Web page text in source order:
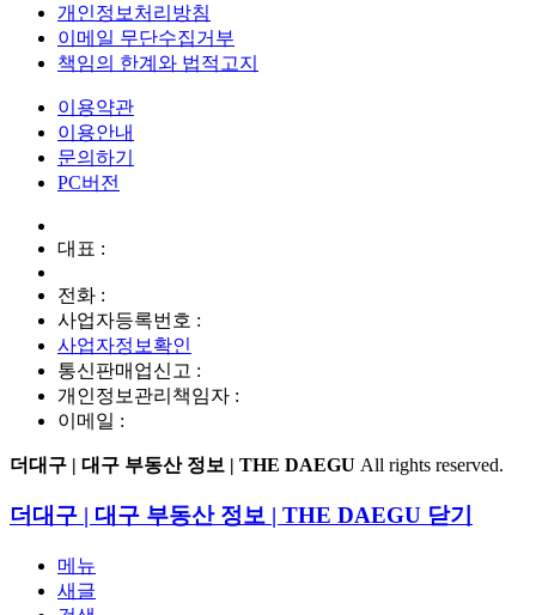
개인정보처리방침
이메일 무단수집거부
책임의 한계와 법적고지
이용약관
이용안내
문의하기
PC버전
대표 :
전화 :
사업자등록번호 :
사업자정보확인
통신판매업신고 :
개인정보관리책임자 :
이메일 :
더대구 | 대구 부동산 정보 | THE DAEGU All rights reserved.
더대구 | 대구 부동산 정보 | THE DAEGU 닫기
메뉴
새글